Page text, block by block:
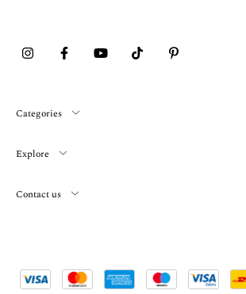
Categories
Explore
Contact us